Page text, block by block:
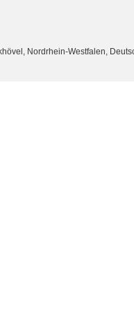
Nordrhein-Westfalen,